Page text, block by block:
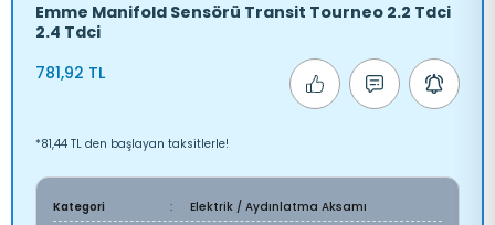
Emme Manifold Sensörü Transit Tourneo 2.2 Tdci
2.4 Tdci
781,92 TL
*81,44 TL den başlayan taksitlerle!
Kategori
Elektrik / Aydınlatma Aksamı